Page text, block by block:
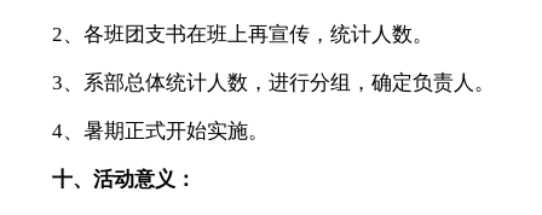
2、各班团支书在班上再宣传，统计人数。
3、系部总体统计人数，进行分组，确定负责人。
4、暑期正式开始实施。
十、活动意义：